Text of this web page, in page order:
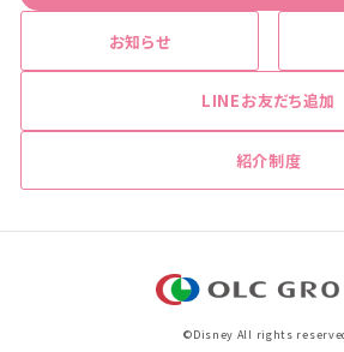
お知らせ
LINEお友だち追加
紹介制度
©Disney All rights